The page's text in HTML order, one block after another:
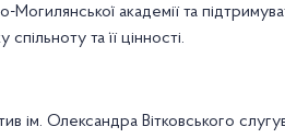
академії та
та її цінності.
ім. Олександра Вітковського